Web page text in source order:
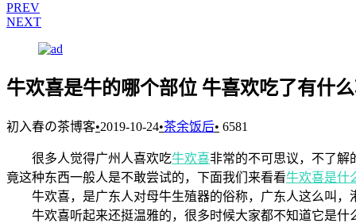
PREV
NEXT
牛欢喜是牛的哪个部位 牛喜欢吃了有什
初入春の茶博客•2019-10-24•茶余饭后• 6581
很多人觉得广州人喜欢吃牛欢喜非常的不可思议，不了解
竟这种东西一般人是不敢尝试的，下面我们来看看牛欢喜是什
牛欢喜，是广东人对母牛生殖器的俗称，广东人这么叫，
牛欢喜听起来还挺温雅的，很多时候大家都不知道它是什